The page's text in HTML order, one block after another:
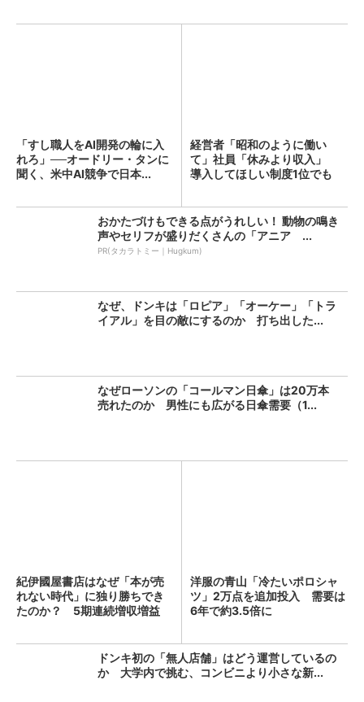
「すし職人をAI開発の輪に入
れろ」──オードリー・タンに
聞く、米中AI競争で日本...
経営者「昭和のように働い
て」社員「休みより収入」
導入してほしい制度1位でも
おかたづけもできる点がうれしい！ 動物の鳴き
声やセリフが盛りだくさんの「アニア ...
PR(タカラトミー｜Hugkum)
なぜ、ドンキは「ロピア」「オーケー」「トラ
イアル」を目の敵にするのか 打ち出した...
なぜローソンの「コールマン日傘」は20万本
売れたのか 男性にも広がる日傘需要（1...
紀伊國屋書店はなぜ「本が売
れない時代」に独り勝ちでき
たのか？ 5期連続増収増益
洋服の青山「冷たいポロシャ
ツ」2万点を追加投入 需要は
6年で約3.5倍に
ドンキ初の「無人店舗」はどう運営しているの
か 大学内で挑む、コンビニより小さな新...